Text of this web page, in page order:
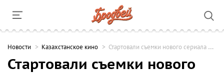
Новости Казахстанское кино Стартовали съемки нового сериала под названием «Пизнесмен Канат»
Стартовали съемки нового